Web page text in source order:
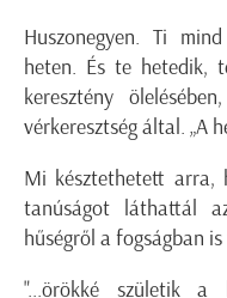
Huszonegyen. Ti
heten. És te hetedik,
keresztény
vérkeresztség által. „A
Mi késztethetett arra,
tanúságot láthattál
hűségről a fogságban
"...örökké születik a